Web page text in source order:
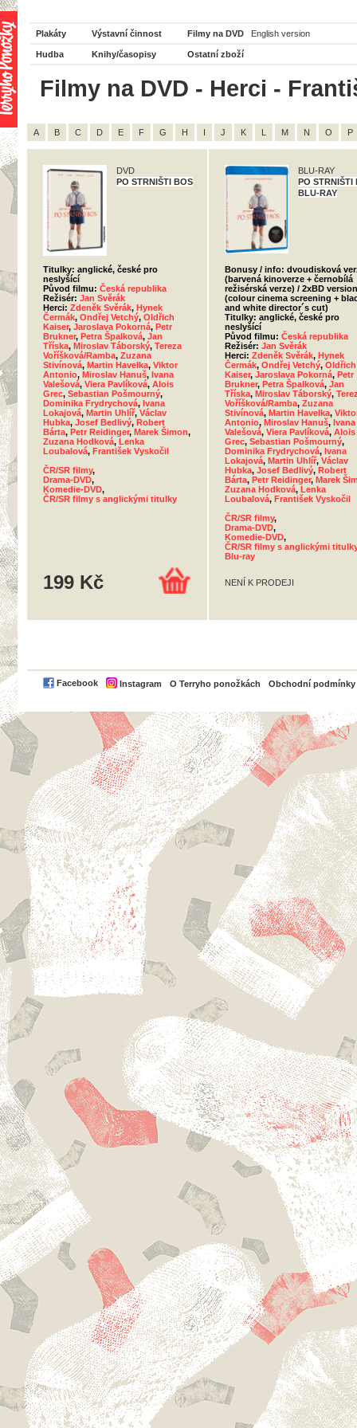
Plakáty Výstavní činnost Filmy na DVD English version
Hudba Knihy/časopisy Ostatní zboží
Filmy na DVD - Herci -
A B C D E F G H I J K L M N O P
DVD
PO STRNIŠTI BOS
Titulky: anglické, české pro
neslyšící
Původ filmu: Česká republika
Režisér: Jan Svěrák
Herci: Zdeněk Svěrák, Hynek
Čermák, Ondřej Vetchý, Oldřich
Kaiser, Jaroslava Pokorná, Petr
Brukner, Petra Špalková, Jan
Tříska, Miroslav Táborský, Tereza
Voříšková/Ramba, Zuzana
Stivínová, Martin Havelka, Viktor
Antonio, Miroslav Hanuš, Ivana
Valešová, Viera Pavlíková, Alois
Grec, Sebastian Pošmourný,
Dominika Frydrychová, Ivana
Lokajová, Martin Uhlíř, Václav
Hubka, Josef Bedlivý, Robert
Bárta, Petr Reidinger, Marek Šimon,
Zuzana Hodková, Lenka
Loubalová, František Vyskočil
ČR/SR filmy,
Drama-DVD,
Komedie-DVD,
ČR/SR filmy s anglickými titulky
199 Kč
BLU-RAY
PO STRNIŠTI
BLU-RAY
Bonusy / info: dvoudisková
(barvená kinoverze + černobílá
režisérská verze) / 2xBD version
(colour cinema screening +
and white director´s cut)
Titulky: anglické, české pro
neslyšící
Původ filmu: Česká republika
Režisér: Jan Svěrák
Herci: Zdeněk Svěrák, Hynek
Čermák, Ondřej Vetchý, Oldřich
Kaiser, Jaroslava Pokorná, Petr
Brukner, Petra Špalková, Jan
Tříska, Miroslav Táborský,
Voříšková/Ramba, Zuzana
Stivínová, Martin Havelka,
Antonio, Miroslav Hanuš, Ivana
Valešová, Viera Pavlíková, Alois
Grec, Sebastian Pošmourný,
Dominika Frydrychová, Ivana
Lokajová, Martin Uhlíř, Václav
Hubka, Josef Bedlivý, Robert
Bárta, Petr Reidinger, Marek
Zuzana Hodková, Lenka
Loubalová, František Vyskočil
ČR/SR filmy,
Drama-DVD,
Komedie-DVD,
ČR/SR filmy s anglickými titulky
Blu-ray
NENÍ K PRODEJI
Facebook Instagram O Terryho ponožkách Obchodní podmínky
PayPal